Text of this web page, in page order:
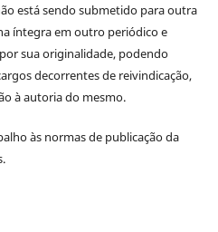
está sendo submetido para outra
íntegra em outro periódico e
sua originalidade, podendo
decorrentes de reivindicação,
à autoria do mesmo.
às normas de publicação da